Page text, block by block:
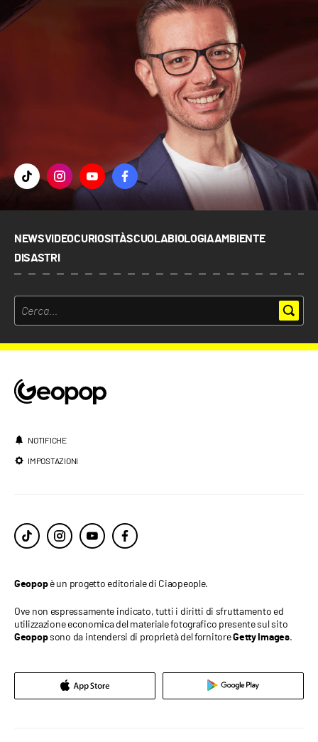
NEWSVIDEOCURIOSITÀSCUOLABIOLOGIAAMBIENTE
DISASTRI
NOTIFICHE
IMPOSTAZIONI
Geopopè un progetto editoriale di Ciaopeople.
Ove non espressamente indicato, tutti i diritti di sfruttamento ed
utilizzazione economica del materiale fotografico presente sul sito
Geopopsono da intendersi di proprietà del fornitoreGetty Images.